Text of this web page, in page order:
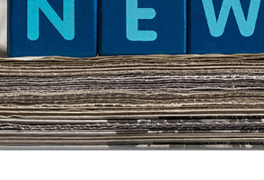
基础款|DZDR-S系列
介电常数测试仪